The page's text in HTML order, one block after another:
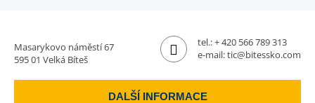
Masarykovo náměstí 67
595 01 Velká Bíteš
tel.:+ 420 566 789 313
e-mail:tic@bitessko.com
DALŠÍ INFORMACE